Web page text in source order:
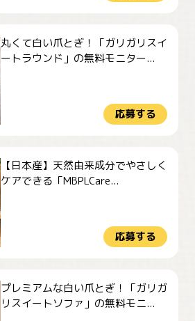
丸くて白い爪とぎ！「ガリガリスイ
ートラウンド」の無料モニター...
応募する
【日本産】天然由来成分でやさしく
ケアできる「MBPLCare...
応募する
プレミアムな白い爪とぎ！「ガリガ
リスイートソファ」の無料モニ...